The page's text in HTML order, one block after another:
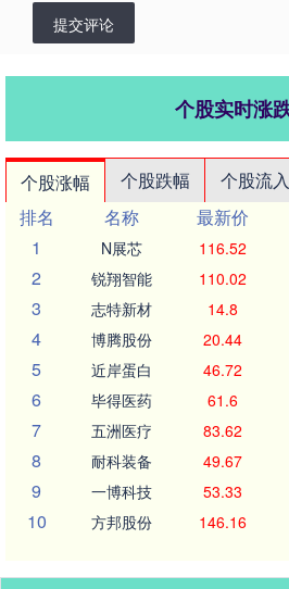
提交评论
个股实时涨
个股涨幅 个股跌幅 个股流入
排名
名称 最新价
1
N展芯 116.52
2 锐翔智能 110.02
3 志特新材 14.8
4 博腾股份 20.44
5 近岸蛋白 46.72
6 毕得医药 61.6
7 五洲医疗 83.62
8 耐科装备 49.67
9 一博科技 53.33
10 方邦股份 146.16